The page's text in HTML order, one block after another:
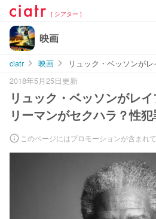
[ シアター ]
映画
ciatr 映画
リュック・ベッソンが
2018年5月25日更新
リュック・ベッソンがレ
リーマンがセクハラ？性
このページにはプロモーションが含まれ